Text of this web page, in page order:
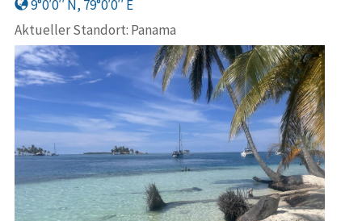
9°0′0′′ N, 79°0′0′′ E
Aktueller Standort: Panama